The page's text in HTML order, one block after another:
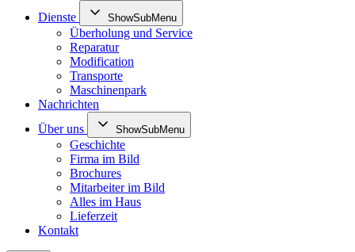
Dienste
ShowSubMenu
Überholung und Service
Reparatur
Modification
Transporte
Maschinenpark
Nachrichten
Über uns
ShowSubMenu
Geschichte
Firma im Bild
Brochures
Mitarbeiter im Bild
Alles im Haus
Lieferzeit
Kontakt